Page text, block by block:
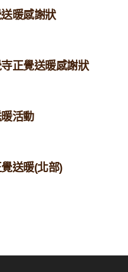
暖感謝狀
正覺送暖感謝狀
活動
送暖(北部)